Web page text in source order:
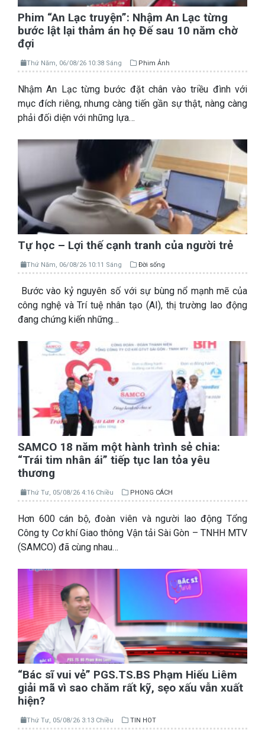
Phim “An Lạc truyện”: Nhậm An Lạc từng
bước lật lại thảm án họ Đế sau 10 năm chờ
đợi
Thứ Năm, 06/08/26 10:38 Sáng Phim Ảnh
Nhậm An Lạc từng bước đặt chân vào triều đình với
mục đích riêng, nhưng càng tiến gần sự thật, nàng càng
phải đối diện với những lựa…
Tự học – Lợi thế cạnh tranh của người trẻ
Thứ Năm, 06/08/26 10:11 Sáng Đời sống
Bước vào kỷ nguyên số với sự bùng nổ mạnh mẽ của
công nghệ và Trí tuệ nhân tạo (AI), thị trường lao động
đang chứng kiến những…
SAMCO 18 năm một hành trình sẻ chia:
“Trái tim nhân ái” tiếp tục lan tỏa yêu
thương
Thứ Tư, 05/08/26 4:16 Chiều PHONG CÁCH
Hơn 600 cán bộ, đoàn viên và người lao động Tổng
Công ty Cơ khí Giao thông Vận tải Sài Gòn – TNHH MTV
(SAMCO) đã cùng nhau…
“Bác sĩ vui vẻ” PGS.TS.BS Phạm Hiếu Liêm
giải mã vì sao chăm rất kỹ, sẹo xấu vẫn xuất
hiện?
Thứ Tư, 05/08/26 3:13 Chiều TIN HOT